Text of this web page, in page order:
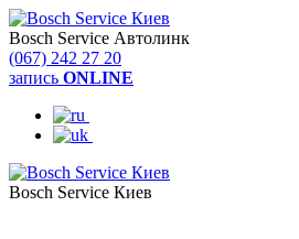
Bosch Service Автолинк
(067) 242 27 20
запись ONLINE
Bosch Service Киев